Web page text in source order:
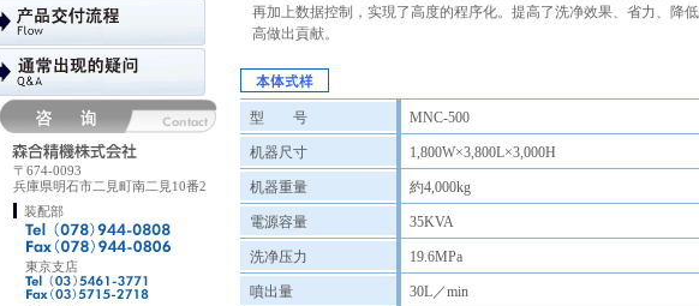
再加上数据控制，实現了高度的程序化。提高了洗净效果、省力、降
高做出貢献。
型 号 MNC-500
机器尺寸 1,800W×3,800L×3,000H
机器重量 約4,000kg
電源容量 35KVA
洗净压力 19.6MPa
噴出量 30L／min
〒674-0093
兵庫県明石市二見町南二見10番2
装配部
東京支店